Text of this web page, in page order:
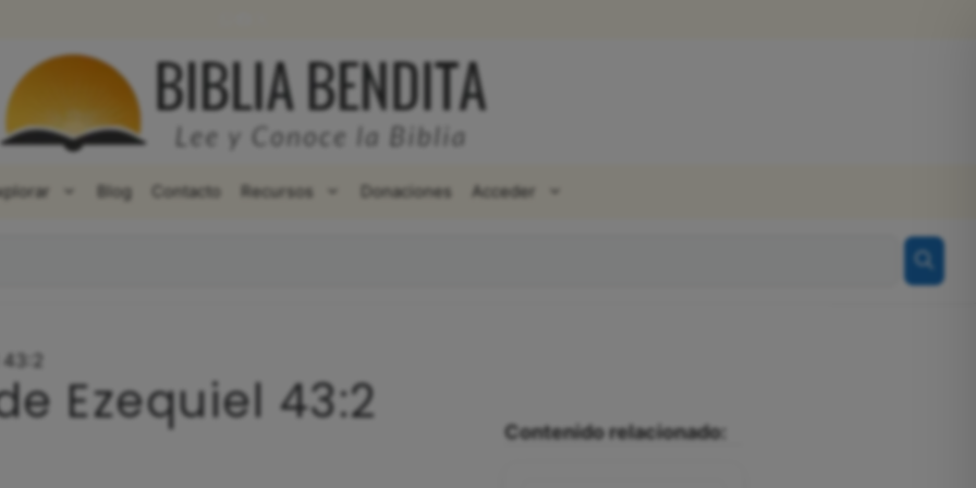
Blog Contacto Recursos Donaciones Acceder
Ezequiel 43:2 Contenido relacionado: